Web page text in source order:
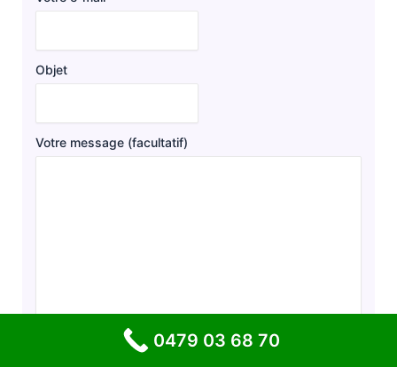
Objet
Votre message (facultatif)
0479 03 68 70